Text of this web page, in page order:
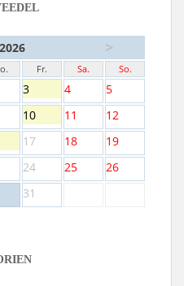
>
Fr. Sa. So.
3 4
5
10 11
12
17 18
19
24 25
26
31